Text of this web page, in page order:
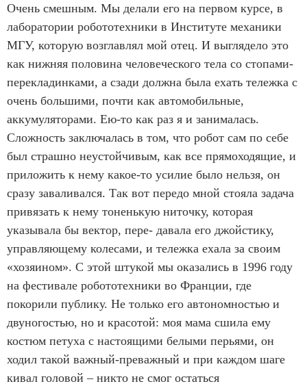
Очень смешным. Мы делали его на первом курсе, в
лаборатории робототехники в Институте механики
МГУ, которую возглавлял мой отец. И выглядело это
как нижняя половина человеческого тела со стопами-
перекладинками, а сзади должна была ехать тележка с
очень большими, почти как автомобильные,
аккумуляторами. Ею-то как раз я и занималась.
Сложность заключалась в том, что робот сам по себе
был страшно неустойчивым, как все прямоходящие, и
приложить к нему какое-то усилие было нельзя, он
сразу заваливался. Так вот передо мной стояла задача
привязать к нему тоненькую ниточку, которая
указывала бы вектор, пере- давала его джойстику,
управляющему колесами, и тележка ехала за своим
«хозяином». С этой штукой мы оказались в 1996 году
на фестивале робототехники во Франции, где
покорили публику. Не только его автономностью и
двуногостью, но и красотой: моя мама сшила ему
костюм петуха с настоящими белыми перьями, он
ходил такой важный-преважный и при каждом шаге
кивал головой – никто не смог остаться